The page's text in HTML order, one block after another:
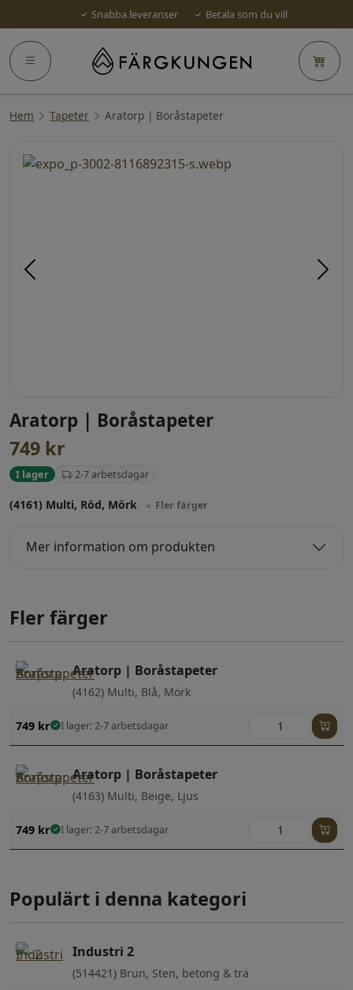
Snabba leveranser Betala som du vill
Hem Tapeter Aratorp | Boråstapeter
Föregående
Aratorp | Boråstapeter
749 kr
I lager 2-7 arbetsdagar
(4161) Multi, Röd, Mörk Fler färger
Mer information om produkten
Fler färger
Aratorp | Boråstapeter
(4162) Multi, Blå, Mörk
749 kr I lager: 2-7 arbetsdagar
Aratorp | Boråstapeter
(4163) Multi, Beige, Ljus
749 kr I lager: 2-7 arbetsdagar
Populärt i denna kategori
Industri 2
(514421) Brun, Sten, betong & trä